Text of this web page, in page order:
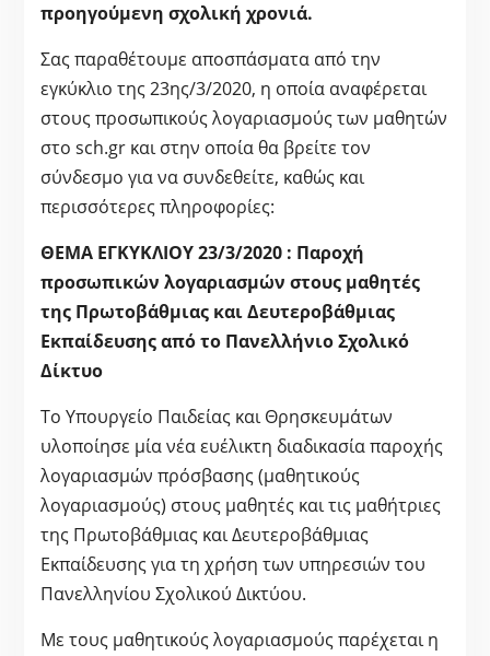
προηγούμενη σχολική χρονιά.
Σας παραθέτουμε αποσπάσματα από την
εγκύκλιο της 23ης/3/2020, η οποία αναφέρεται
στους προσωπικούς λογαριασμούς των μαθητών
στο sch.gr και στην οποία θα βρείτε τον
σύνδεσμο για να συνδεθείτε, καθώς και
περισσότερες πληροφορίες:
ΘΕΜΑ ΕΓΚΥΚΛΙΟΥ 23/3/2020 : Παροχή
προσωπικών λογαριασμών στους μαθητές
της Πρωτοβάθμιας και Δευτεροβάθμιας
Εκπαίδευσης από το Πανελλήνιο Σχολικό
Δίκτυο
Το Υπουργείο Παιδείας και Θρησκευμάτων
υλοποίησε μία νέα ευέλικτη διαδικασία παροχής
λογαριασμών πρόσβασης (μαθητικούς
λογαριασμούς) στους μαθητές και τις μαθήτριες
της Πρωτοβάθμιας και Δευτεροβάθμιας
Εκπαίδευσης για τη χρήση των υπηρεσιών του
Πανελληνίου Σχολικού Δικτύου.
Με τους μαθητικούς λογαριασμούς παρέχεται η